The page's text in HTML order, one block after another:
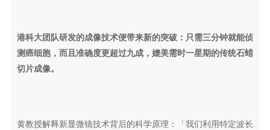
港科大团队研发的成像技术便带来新的突破：只需三分钟就能侦
测癌细胞，而且准确度更超过九成，媲美需时一星期的传统石蜡
切片成像。
黄教授解释新显微镜技术背后的科学原理：「我们利用特定波长